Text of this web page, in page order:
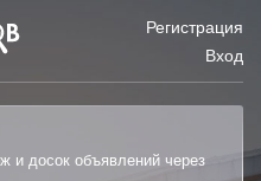
Регистрация
Вход
и досок объявлений через